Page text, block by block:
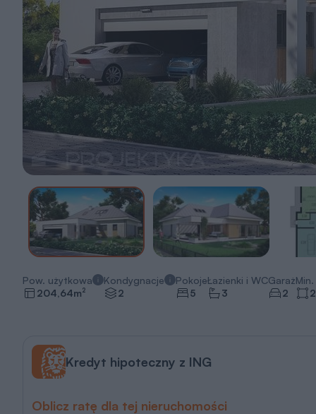
Pow. użytkowa
204,64m2
Kondygnacje
2
Pokoje
5
Łazienki i WC
3
Garaż
2
Min.
Kredyt hipoteczny z ING
Oblicz ratę dla tej nieruchomości